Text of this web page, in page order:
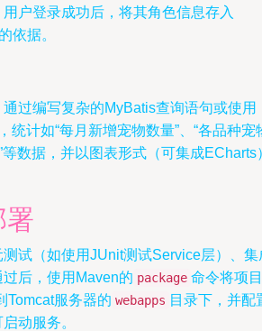
户登录成功后，将其角色信息存入
依据。
过编写复杂的MyBatis查询语句或使用
统计如“每月新增宠物数量”、“各品种宠
等数据，并以图表形式（可集成ECharts
署
试（如使用JUnit测试Service层）、集
后，使用Maven的 package 命令将项目
Tomcat服务器的 webapps 目录下，并配
动服务。